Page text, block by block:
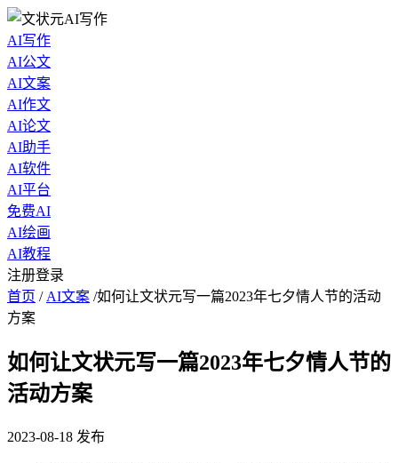
AI写作
AI公文
AI文案
AI作文
AI论文
AI助手
AI软件
AI平台
免费AI
AI绘画
AI教程
注册登录
首页 / AI文案 /如何让文状元写一篇2023年七夕情人节的活动
方案
如何让文状元写一篇2023年七夕情人节的
活动方案
2023-08-18 发布